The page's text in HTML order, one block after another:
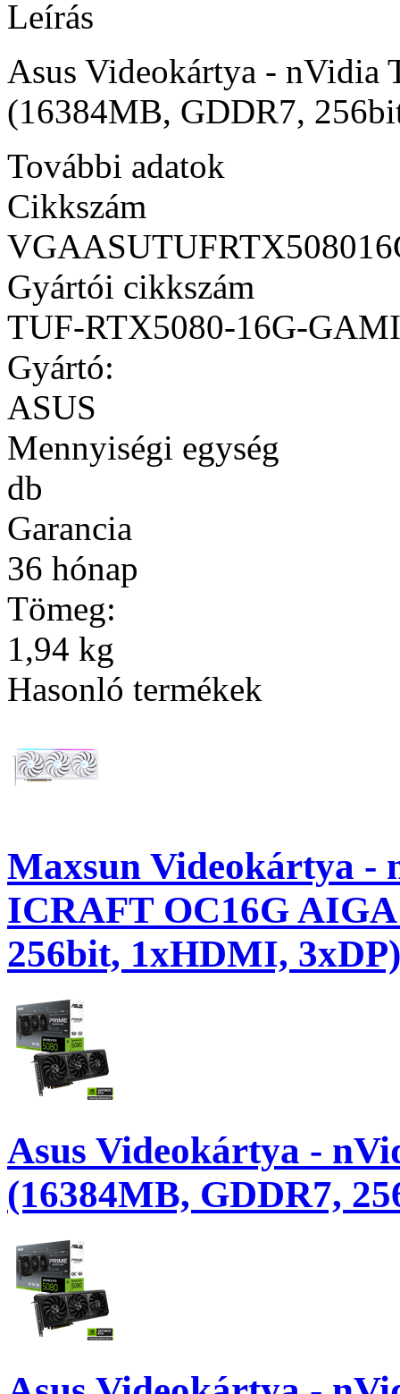
Leírás
Asus Videokártya -
(16384MB, GDDR7,
További adatok
Cikkszám
Gyártói cikkszám
TUF-RTX5080-16G-
Gyártó:
ASUS
Mennyiségi egység
db
Garancia
36 hónap
Tömeg:
1,94 kg
Hasonló termékek
Maxsun Videokártya -
ICRAFT OC16G
256bit, 1xHDMI, 3xDP)
Asus Videokártya -
(16384MB, GDDR7,